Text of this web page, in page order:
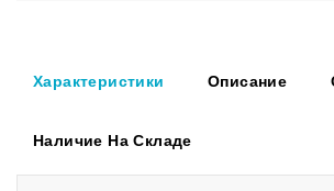
Характеристики Описание
Наличие На Складе